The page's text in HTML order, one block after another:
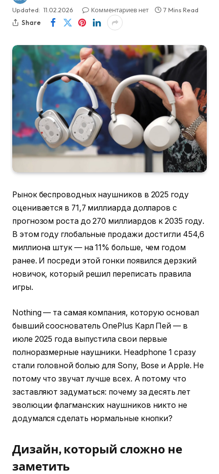
Updated: 11.02.2026 Комментариев нет
7 Mins Read
Share
Рынок беспроводных наушников в 2025 году
оценивается в 71,7 миллиарда долларов с
прогнозом роста до 270 миллиардов к 2035 году.
В этом году глобальные продажи достигли 454,6
миллиона штук — на 11% больше, чем годом
ранее. И посреди этой гонки появился дерзкий
новичок, который решил переписать правила
игры.
Nothing — та самая компания, которую основал
бывший сооснователь OnePlus Карл Пей — в
июле 2025 года выпустила свои первые
полноразмерные наушники. Headphone 1 сразу
стали головной болью для Sony, Bose и Apple. Не
потому что звучат лучше всех. А потому что
заставляют задуматься: почему за десять лет
эволюции флагманских наушников никто не
додумался сделать нормальные кнопки?
Дизайн, который сложно не
заметить